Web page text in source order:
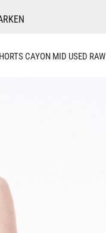
CAYON MID USED RAW